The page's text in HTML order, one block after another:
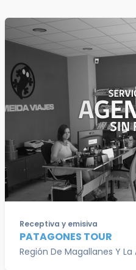
Receptiva y emisiva
PATAGONES TOUR
Región De Magallanes Y